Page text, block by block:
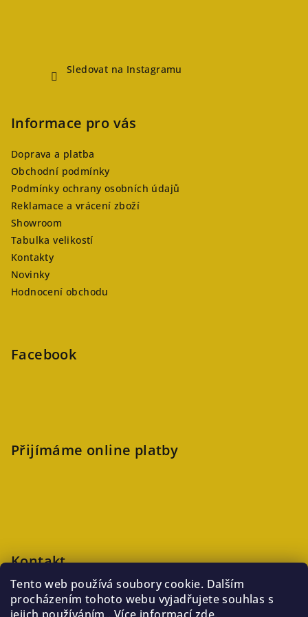
Tento web používá soubory cookie. Dalším
procházením tohoto webu vyjadřujete souhlas s
Sledovat na Instagramu
Informace pro vás
Doprava a platba
Obchodní podmínky
Podmínky ochrany osobních údajů
Reklamace a vrácení zboží
Showroom
Tabulka velikostí
Kontakty
Novinky
Hodnocení obchodu
Facebook
Přijímáme online platby
Kontakt
veronika @kaftanlicious.cz
+420723126237